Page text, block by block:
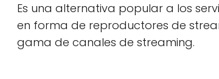
Es una alternativa popular a los
en forma de reproductores de
gama de canales de streaming.